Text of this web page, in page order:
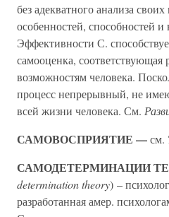
без адекватного анализа
особенностей, способностей
Эффективности С.
самооценка,
возможностям человека.
процесс непрерывный, не
всей жизни человека. См.
САМОВОСПРИЯТИЕ —см.
САМОДЕТЕРМИНАЦИИ
determination theory) –
разработанная амер.